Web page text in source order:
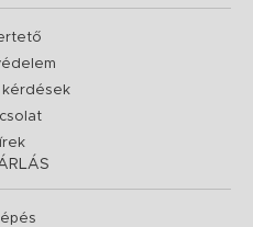
kérdések